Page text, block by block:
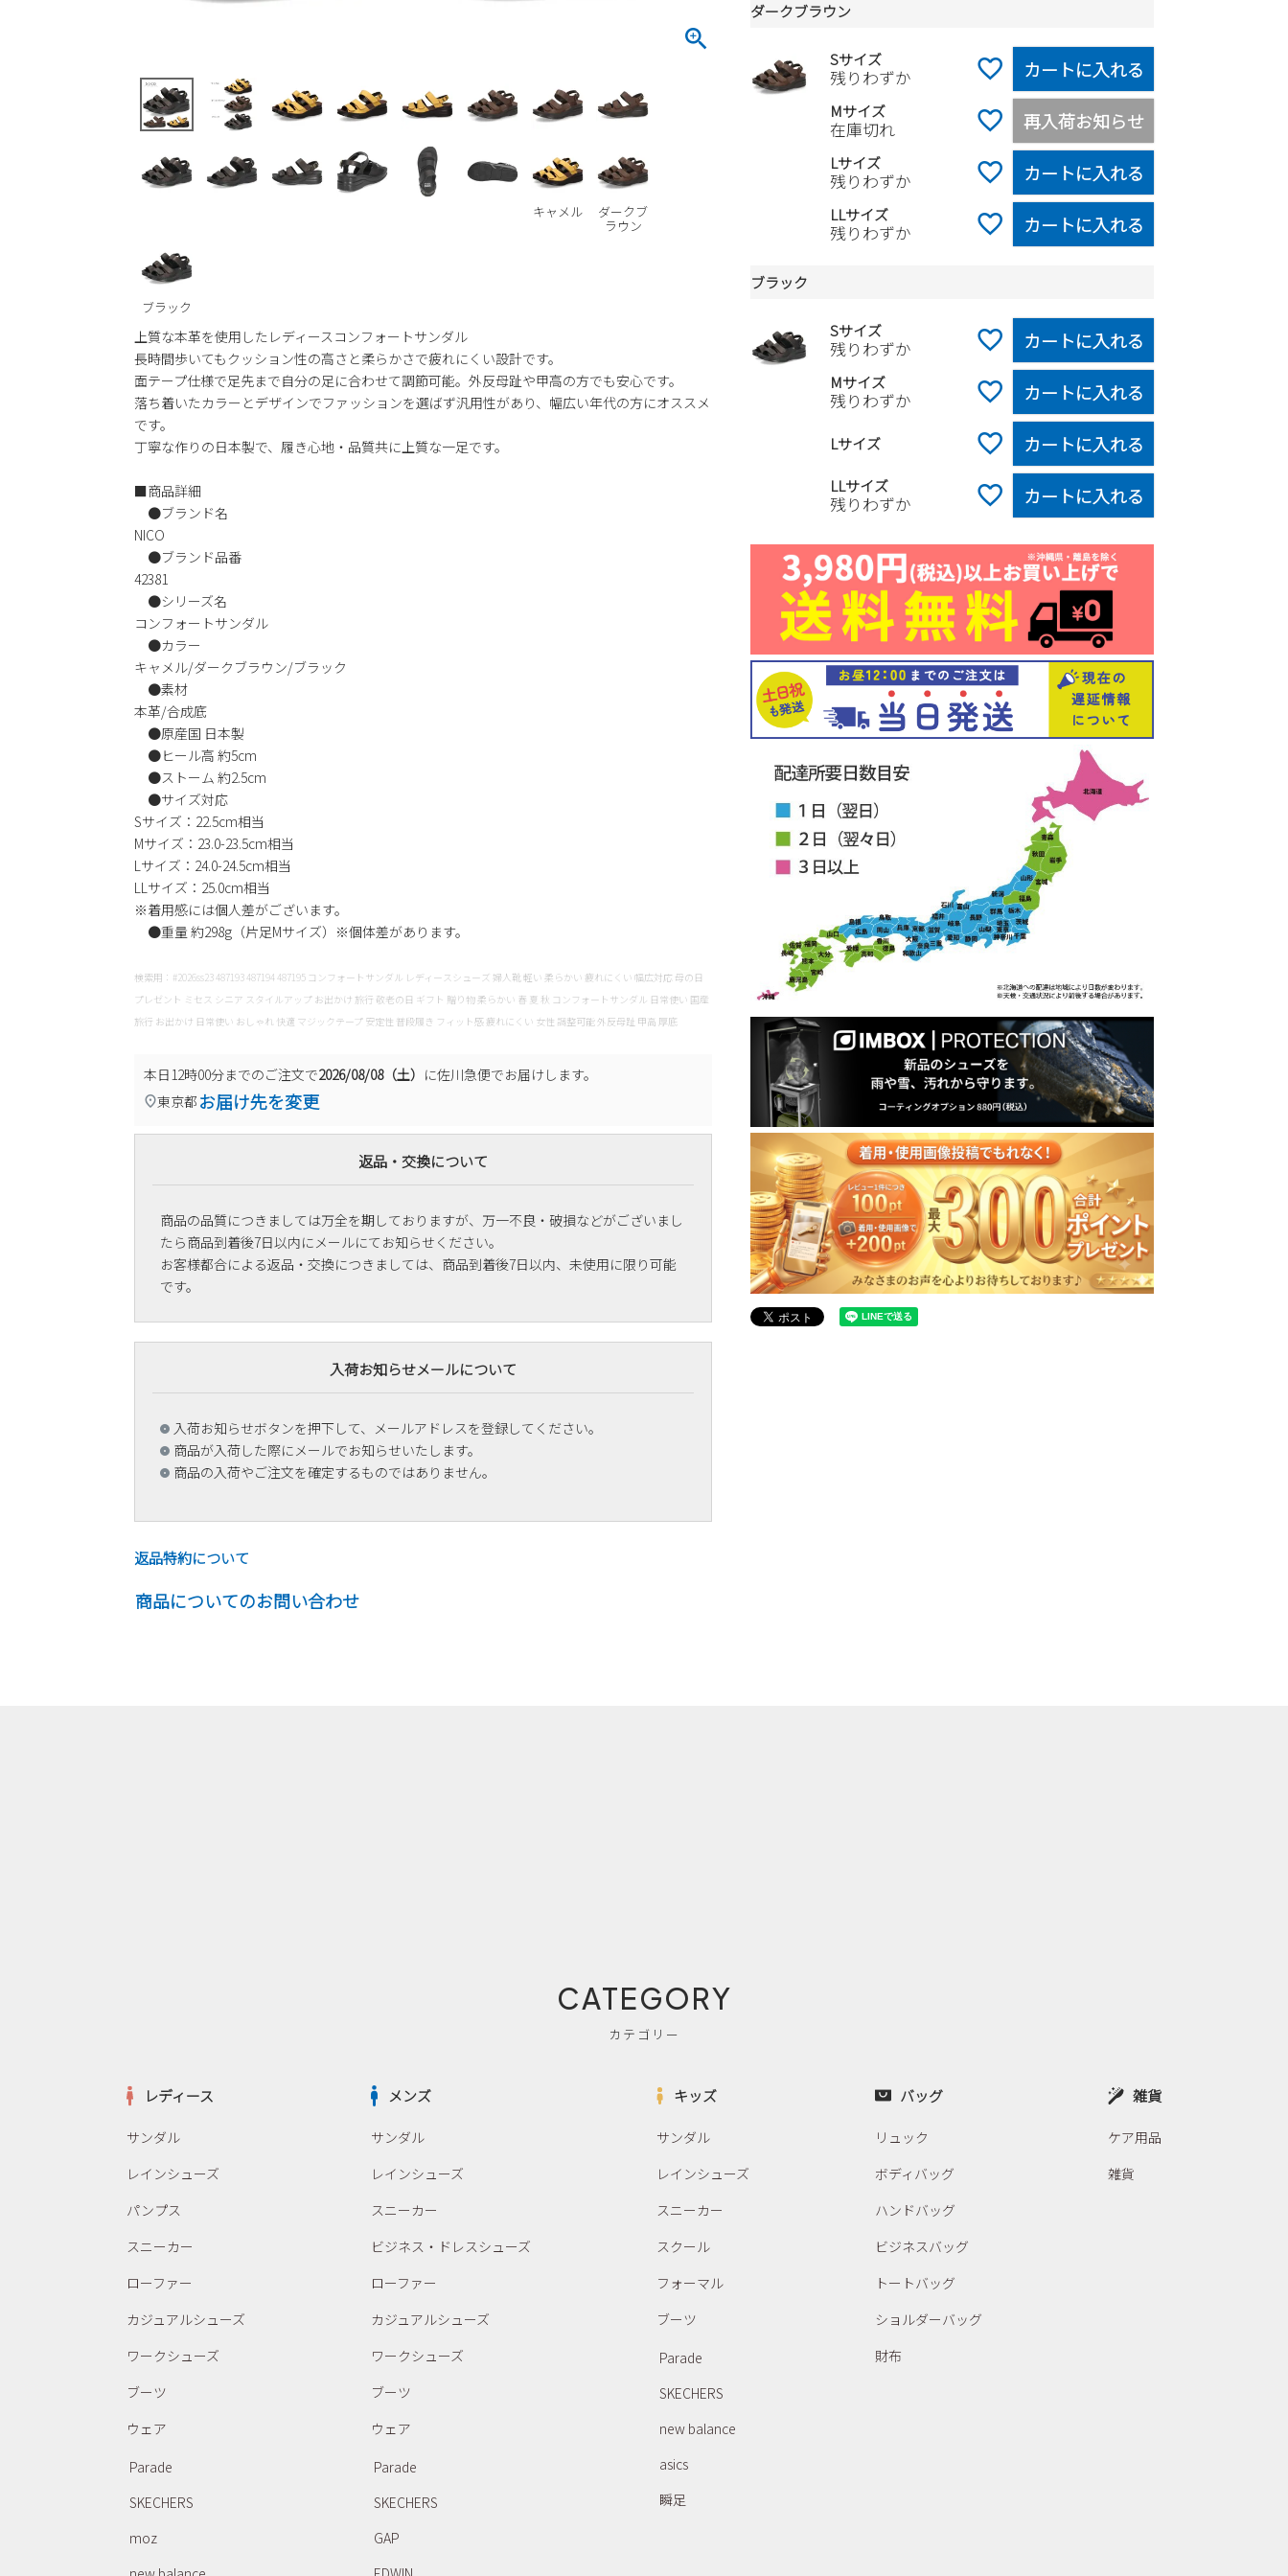
キャメル ダークブ
ラウン
ブラック
上質な本革を使用したレディースコンフォートサンダル
長時間歩いてもクッション性の高さと柔らかさで疲れにくい設計です。
面テープ仕様で足先まで自分の足に合わせて調節可能。外反母趾や甲高の方でも安心です。
落ち着いたカラーとデザインでファッションを選ばず汎用性があり、幅広い年代の方にオススメ
です。
丁寧な作りの日本製で、履き心地・品質共に上質な一足です。
■商品詳細
●ブランド名
NICO
●ブランド品番
42381
●シリーズ名
コンフォートサンダル
●カラー
キャメル/ダークブラウン/ブラック
●素材
本革/合成底
●原産国 日本製
●ヒール高 約5cm
●ストーム 約2.5cm
●サイズ対応
Sサイズ：22.5cm相当
Mサイズ：23.0-23.5cm相当
Lサイズ：24.0-24.5cm相当
LLサイズ：25.0cm相当
※着用感には個人差がございます。
●重量 約298g（片足Mサイズ）※個体差があります。
検索用：#2026ss23 487193 487194 487195 コンフォートサンダル レディースシューズ 婦人靴 軽い 柔らかい 疲れにくい 幅広対応 母の日
プレゼント ミセス シニア スタイルアップ お出かけ 旅行 敬老の日 ギフト 贈り物 柔らかい 春 夏 秋 コンフォートサンダル 日常使い 国産
旅行 お出かけ 日常使い おしゃれ 快適 マジックテープ 安定性 普段履き フィット感 疲れにくい 女性 調整可能 外反母趾 甲高 厚底
本日12時00分までのご注文で2026/08/08（土） に佐川急便でお届けします。
東京都 お届け先を変更
返品・交換について
商品の品質につきましては万全を期しておりますが、万一不良・破損などがございまし
たら商品到着後7日以内にメールにてお知らせください。
お客様都合による返品・交換につきましては、商品到着後7日以内、未使用に限り可能
です。
入荷お知らせメールについて
入荷お知らせボタンを押下して、メールアドレスを登録してください。
商品が入荷した際にメールでお知らせいたします。
商品の入荷やご注文を確定するものではありません。
返品特約について
商品についてのお問い合わせ
ダークブラウン
Sサイズ
残りわずか カートに入れる
Mサイズ
在庫切れ 再入荷お知らせ
Lサイズ
残りわずか カートに入れる
LLサイズ
残りわずか カートに入れる
ブラック
Sサイズ
残りわずか カートに入れる
Mサイズ
残りわずか カートに入れる
Lサイズ カートに入れる
LLサイズ
残りわずか カートに入れる
CATEGORY
カテゴリー
レディース
サンダル
レインシューズ
パンプス
スニーカー
ローファー
カジュアルシューズ
ワークシューズ
ブーツ
ウェア
Parade
SKECHERS
moz
メンズ
サンダル
レインシューズ
スニーカー
ビジネス・ドレスシューズ
ローファー
カジュアルシューズ
ワークシューズ
ブーツ
ウェア
Parade
SKECHERS
GAP
キッズ
サンダル
レインシューズ
スニーカー
スクール
フォーマル
ブーツ
Parade
SKECHERS
new balance
asics
瞬足
バッグ
リュック
ボディバッグ
ハンドバッグ
ビジネスバッグ
トートバッグ
ショルダーバッグ
財布
雑貨
ケア用品
雑貨